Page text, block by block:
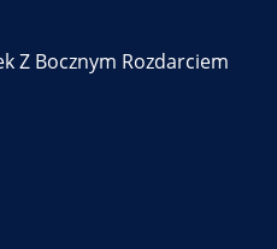
Z Bocznym Rozdarciem